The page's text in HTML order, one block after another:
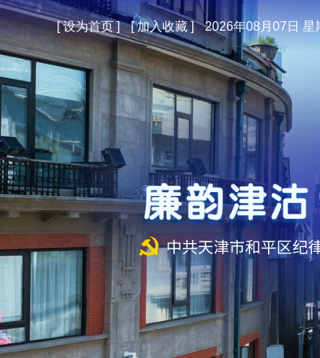
[设为首页] [加入收藏] 2026年08月07日 星